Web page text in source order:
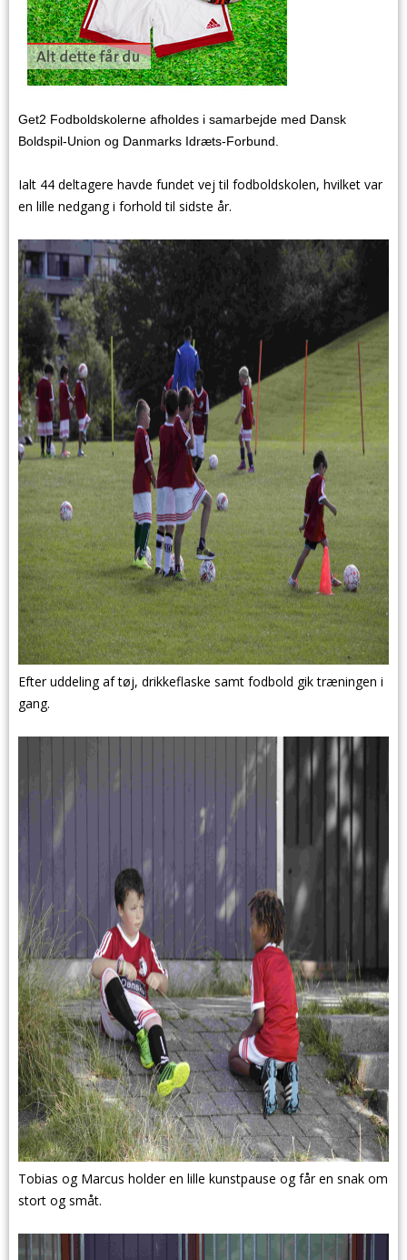
Get2 Fodboldskolerne afholdes i samarbejde med Dansk
Boldspil-Union og Danmarks Idræts-Forbund.
Ialt 44 deltagere havde fundet vej til fodboldskolen, hvilket var
en lille nedgang i forhold til sidste år.
Efter uddeling af tøj, drikkeflaske samt fodbold gik træningen i
gang.
Tobias og Marcus holder en lille kunstpause og får en snak om
stort og småt.